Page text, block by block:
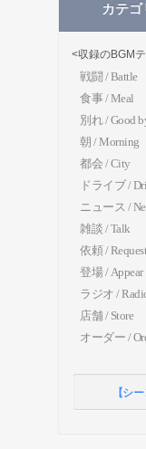
カテゴ
<収録のBGM
戦闘 / Battle
食事 / Meal
別れ / Good
朝 / Morning
都会 / City
ドライブ /
ニュース /
雑談 / Talk
依頼 /
登場 / Appear
ラジオ /
店舗 / Store
オーダー /
【シ